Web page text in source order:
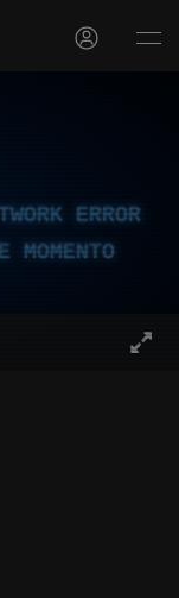
ERROR
MOMENTO